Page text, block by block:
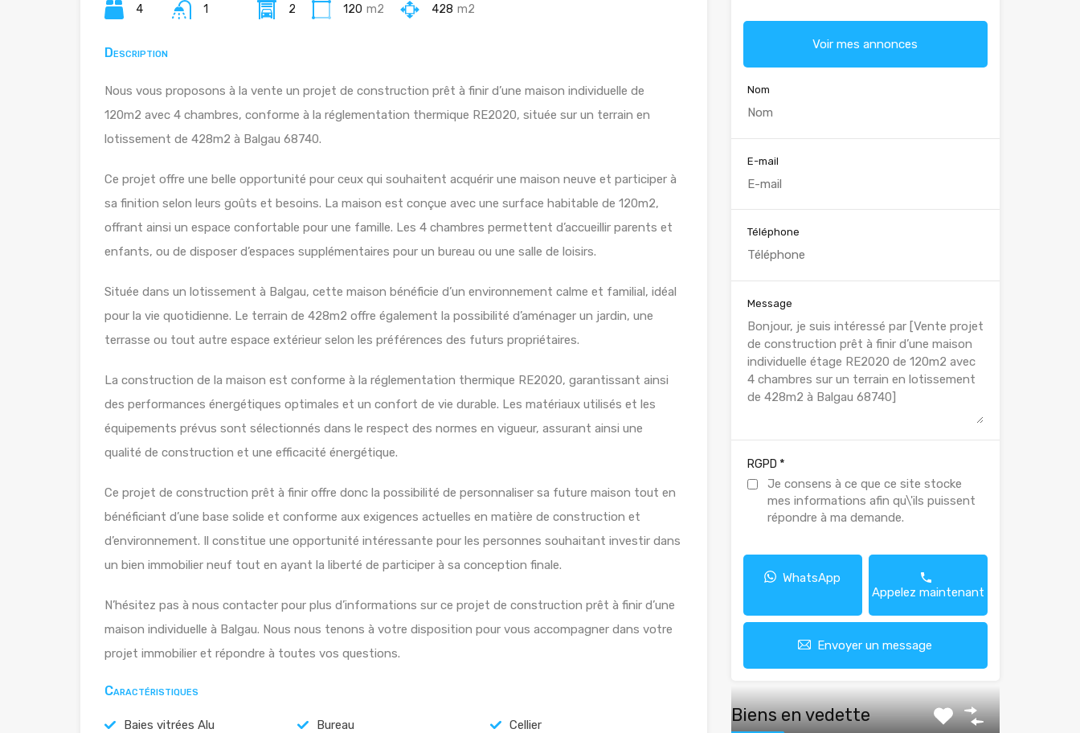
4 1 2 120 m2 428 m2
Description
Nous vous proposons à la vente un projet de construction prêt à finir d’une maison individuelle de
120m2 avec 4 chambres, conforme à la réglementation thermique RE2020, située sur un terrain en
lotissement de 428m2 à Balgau 68740.
Ce projet offre une belle opportunité pour ceux qui souhaitent acquérir une maison neuve et participer à
sa finition selon leurs goûts et besoins. La maison est conçue avec une surface habitable de 120m2,
offrant ainsi un espace confortable pour une famille. Les 4 chambres permettent d’accueillir parents et
enfants, ou de disposer d’espaces supplémentaires pour un bureau ou une salle de loisirs.
Située dans un lotissement à Balgau, cette maison bénéficie d’un environnement calme et familial, idéal
pour la vie quotidienne. Le terrain de 428m2 offre également la possibilité d’aménager un jardin, une
terrasse ou tout autre espace extérieur selon les préférences des futurs propriétaires.
La construction de la maison est conforme à la réglementation thermique RE2020, garantissant ainsi
des performances énergétiques optimales et un confort de vie durable. Les matériaux utilisés et les
équipements prévus sont sélectionnés dans le respect des normes en vigueur, assurant ainsi une
qualité de construction et une efficacité énergétique.
Ce projet de construction prêt à finir offre donc la possibilité de personnaliser sa future maison tout en
bénéficiant d’une base solide et conforme aux exigences actuelles en matière de construction et
d’environnement. Il constitue une opportunité intéressante pour les personnes souhaitant investir dans
un bien immobilier neuf tout en ayant la liberté de participer à sa conception finale.
N’hésitez pas à nous contacter pour plus d’informations sur ce projet de construction prêt à finir d’une
maison individuelle à Balgau. Nous nous tenons à votre disposition pour vous accompagner dans votre
projet immobilier et répondre à toutes vos questions.
Caractéristiques
Baies vitrées Alu Bureau Cellier
Voir mes annonces
Nom
E-mail
Téléphone
Message
RGPD *
Je consens à ce que ce site stocke
mes informations afin qu\'ils puissent
répondre à ma demande.
WhatsApp
Appelez maintenant
Envoyer un message
Biens en vedette